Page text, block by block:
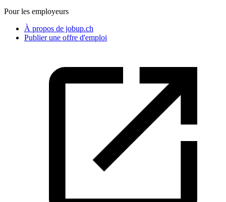
Pour les employeurs
À propos de jobup.ch
Publier une offre d'emploi